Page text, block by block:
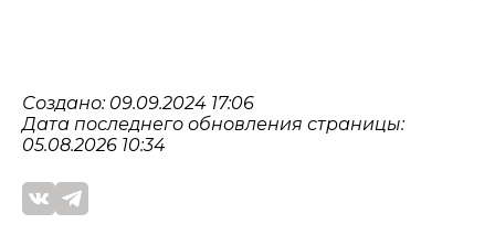
Создано: 09.09.2024 17:06
Дата последнего обновления страницы:
05.08.2026 10:34